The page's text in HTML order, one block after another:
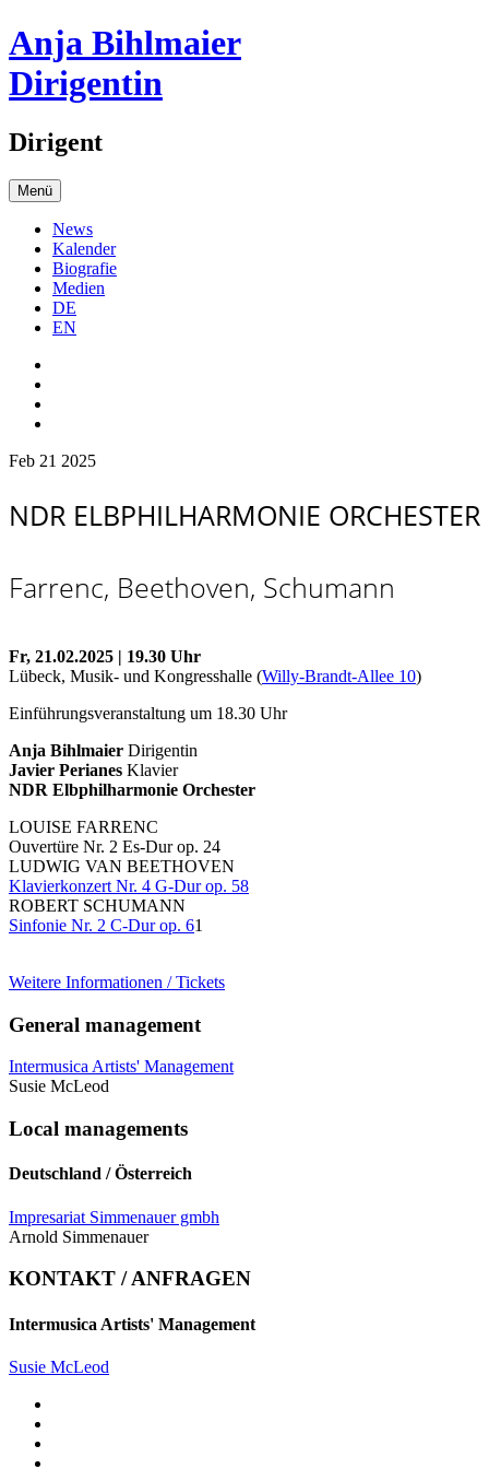
Anja Bihlmaier
Dirigentin
Dirigent
Menü
News
Kalender
Biografie
Medien
DE
EN
Feb 21 2025
NDR ELBPHILHARMONIE ORCHESTER
Farrenc, Beethoven, Schumann
Fr, 21.02.2025 | 19.30 Uhr
Lübeck, Musik- und Kongresshalle (Willy-Brandt-Allee 10)
Einführungsveranstaltung um 18.30 Uhr
Anja Bihlmaier Dirigentin
Javier Perianes Klavier
NDR Elbphilharmonie Orchester
LOUISE FARRENC
Ouvertüre Nr. 2 Es-Dur op. 24
LUDWIG VAN BEETHOVEN
Klavierkonzert Nr. 4 G-Dur op. 58
ROBERT SCHUMANN
Sinfonie Nr. 2 C-Dur op. 61
Weitere Informationen / Tickets
General management
Intermusica Artists' Management
Susie McLeod
Local managements
Deutschland / Österreich
Impresariat Simmenauer gmbh
Arnold Simmenauer
KONTAKT / ANFRAGEN
Intermusica Artists' Management
Susie McLeod